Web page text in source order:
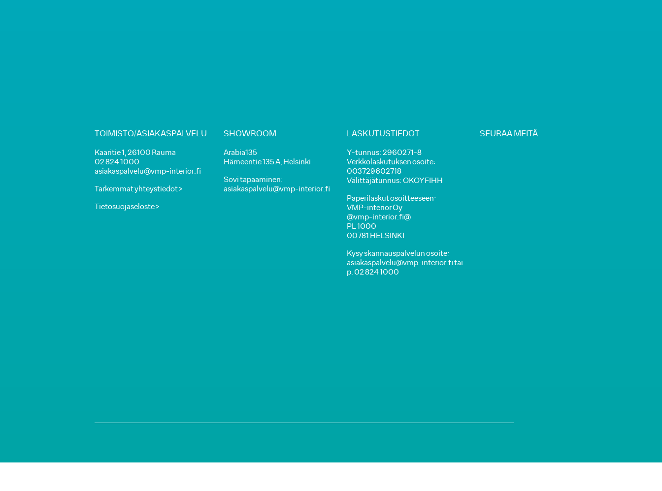
TOIMISTO/ASIAKASPALVELU
Kaaritie 1, 26100 Rauma
02 824 1000
asiakaspalvelu@vmp-interior.fi
Tarkemmat yhteystiedot >
Tietosuojaseloste >
SHOWROOM
Arabia135
Hämeentie 135 A, Helsinki
Sovi tapaaminen:
asiakaspalvelu@vmp-interior.fi
LASKUTUSTIEDOT
Y-tunnus: 2960271-8
Verkkolaskutuksen osoite:
003729602718
Välittäjätunnus: OKOYFIHH
Paperilaskut osoitteeseen:
VMP-interior Oy
@vmp-interior.fi@
PL 1000
00781 HELSINKI
Kysy skannauspalvelun osoite:
asiakaspalvelu@vmp-interior.fi tai
p. 02 824 1000
SEURAA MEITÄ